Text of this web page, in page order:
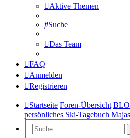
Aktive Themen
Suche
Das Team
FAQ
Anmelden
Registrieren
Startseite Foren-Übersicht
persönliches Ski-Tagebuch